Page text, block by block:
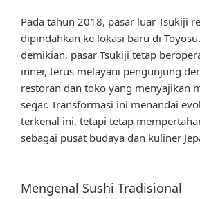
Pada tahun 2018, pasar luar Tsukiji
dipindahkan ke lokasi baru di
demikian, pasar Tsukiji tetap
inner, terus melayani pengunjung
restoran dan toko yang menyajikan
segar. Transformasi ini menandai
terkenal ini, tetapi tetap
sebagai pusat budaya dan kuliner
Mengenal Sushi Tradisional